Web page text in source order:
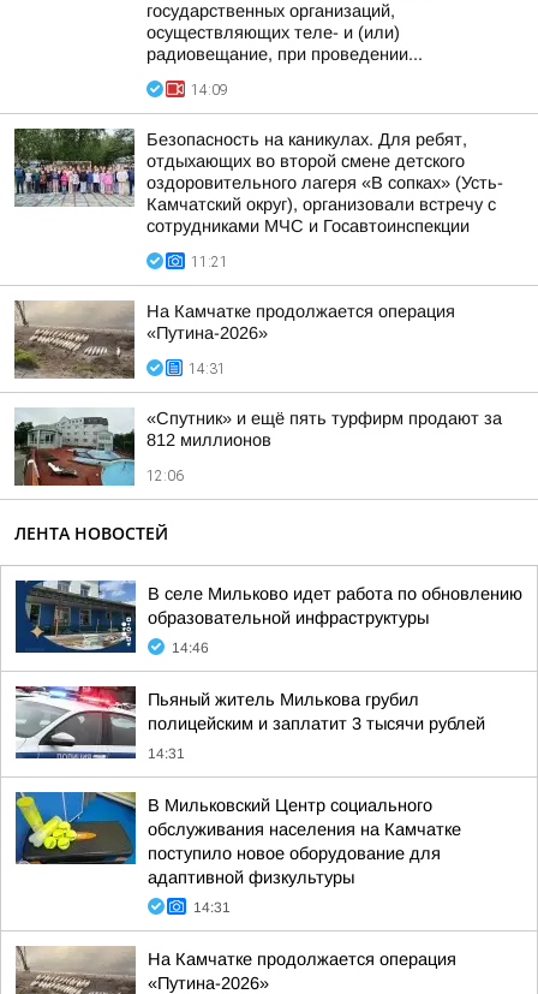
государственных организаций,
осуществляющих теле- и (или)
радиовещание, при проведении...
14:09
Безопасность на каникулах. Для ребят,
отдыхающих во второй смене детского
оздоровительного лагеря «В сопках» (Усть-
Камчатский округ), организовали встречу с
сотрудниками МЧС и Госавтоинспекции
11:21
На Камчатке продолжается операция
«Путина-2026»
14:31
«Спутник» и ещё пять турфирм продают за
812 миллионов
12:06
ЛЕНТА НОВОСТЕЙ
В селе Мильково идет работа по обновлению
образовательной инфраструктуры
14:46
Пьяный житель Милькова грубил
полицейским и заплатит 3 тысячи рублей
14:31
В Мильковский Центр социального
обслуживания населения на Камчатке
поступило новое оборудование для
адаптивной физкультуры
14:31
На Камчатке продолжается операция
«Путина-2026»